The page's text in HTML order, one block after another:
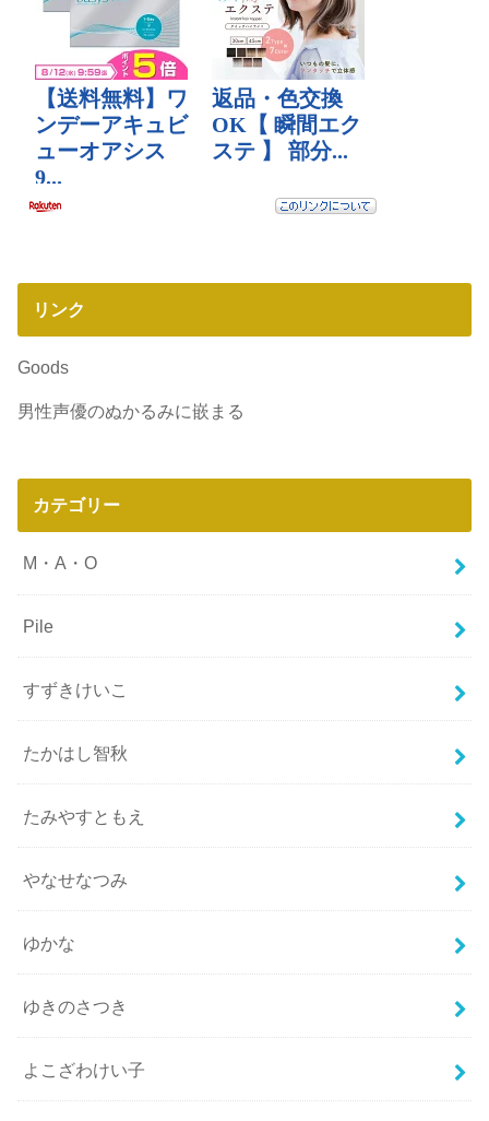
リンク
Goods
男性声優のぬかるみに嵌まる
カテゴリー
M・A・O
Pile
すずきけいこ
たかはし智秋
たみやすともえ
やなせなつみ
ゆかな
ゆきのさつき
よこざわけい子